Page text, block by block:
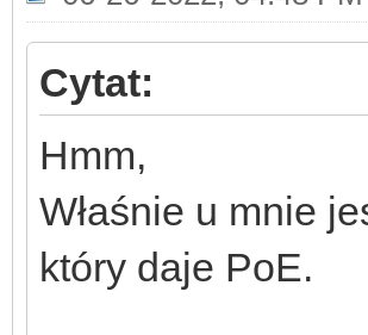
Cytat:
Hmm,
Właśnie u mnie
który daje PoE.